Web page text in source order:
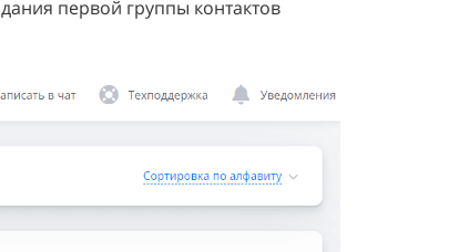
первой группы контактов